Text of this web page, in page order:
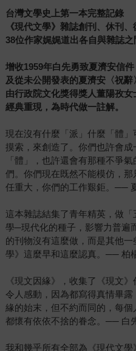
台灣文學史上第一本完整記錄
《現代文學》雜誌創刊、休刊
38位作家娓娓道出各自與雜誌
增收1959年白先勇致夏濟安信件
及從未公開發表的夏濟安〈祝辭
由行政院文化獎得獎人董陽孜女
經典重現，為時代做一註解。
現在沒有什麼「派」什麼「體
摸索，來創造了。你們也許會
「體」，也許還會有那種不爭
們。你們現在既然不能模仿，
任重大，你們的工作艱鉅。──
這本雜誌結集了青年精英，做
學─現代化的種子，影響力普遍
的刊物沒有這麼做，而是其他
學》這麼早和這麼認真。── 柏
《現文因緣》，收集了《現文
令人感動，因為都寫得真情畢
緣的始末，但不約而同的，每個
都懷有依依不捨的眷念。── 白
我和幾乎所有全部為《現代文